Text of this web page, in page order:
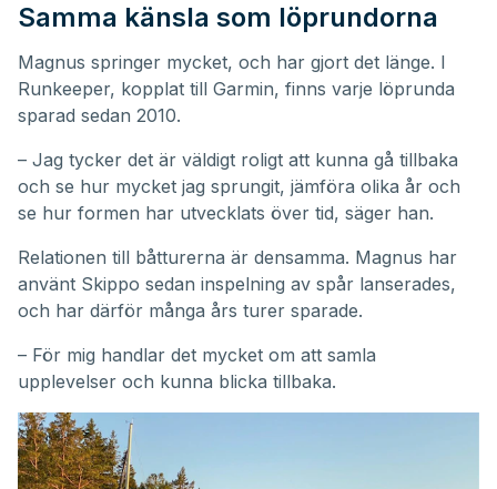
Samma känsla som löprundorna
Magnus springer mycket, och har gjort det länge. I
Runkeeper, kopplat till Garmin, finns varje löprunda
sparad sedan 2010.
– Jag tycker det är väldigt roligt att kunna gå tillbaka
och se hur mycket jag sprungit, jämföra olika år och
se hur formen har utvecklats över tid, säger han.
Relationen till båtturerna är densamma. Magnus har
använt Skippo sedan inspelning av spår lanserades,
och har därför många års turer sparade.
– För mig handlar det mycket om att samla
upplevelser och kunna blicka tillbaka.